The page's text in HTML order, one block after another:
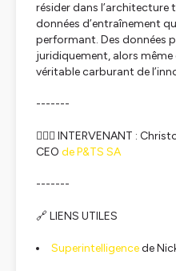
résider dans l’architecture
données d’entraînement
performant. Des données
juridiquement, alors même
véritable carburant de
-------
🦸🏻‍♂️ INTERVENANT :
CEO de P&TS SA
-------
🔗 LIENS UTILES
Superintelligencede